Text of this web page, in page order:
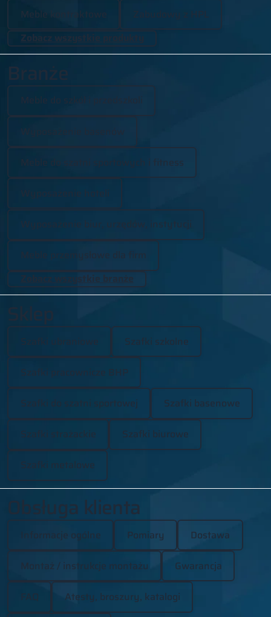
Meble kontraktowe
Zobacz wszystkie produkty
Branże
Meble do szkół i przedszkoli
Wyposażenie basenów
Meble do szatni sportowych i fitness
Meble przemysłowe dla firm
Zobacz wszystkie branże
Szafki szkolne
Szafki do szatni sportowej Szafki basenowe
Szafki strażackie Szafki biurowe
Szafki metalowe
Obsługa klienta
Informacje ogólne Pomiary Dostawa
Montaż / instrukcje montażu Gwarancja
FAQ Atesty, broszury, katalogi